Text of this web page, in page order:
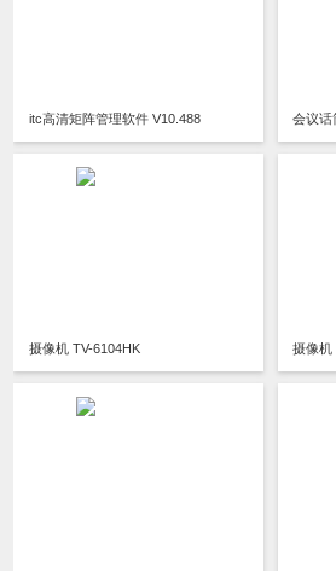
itc高清矩阵管理软件 V10.488 会议话
摄像机 TV-6104HK 摄像机